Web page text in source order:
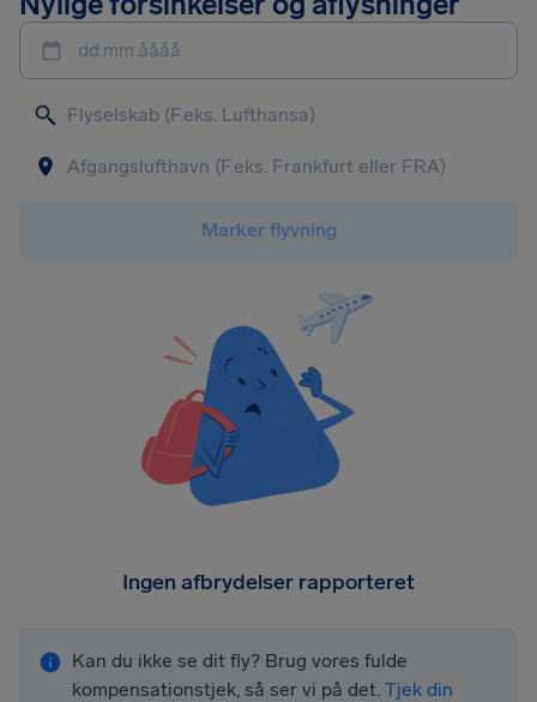
dd.mm.åååå
Marker flyvning
Ingen afbrydelser rapporteret
Kan du ikke se dit fly? Brug vores fulde
kompensationstjek, så ser vi på det. Tjek din